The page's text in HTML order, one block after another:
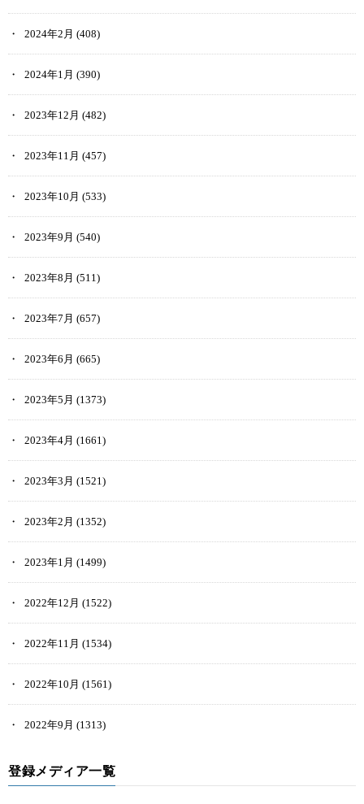
2024年2月 (408)
2024年1月 (390)
2023年12月 (482)
2023年11月 (457)
2023年10月 (533)
2023年9月 (540)
2023年8月 (511)
2023年7月 (657)
2023年6月 (665)
2023年5月 (1373)
2023年4月 (1661)
2023年3月 (1521)
2023年2月 (1352)
2023年1月 (1499)
2022年12月 (1522)
2022年11月 (1534)
2022年10月 (1561)
2022年9月 (1313)
登録メディア一覧